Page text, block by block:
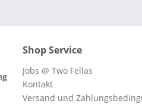
Shop Service
Jobs @ Two Fellas
Kontakt
Versand und